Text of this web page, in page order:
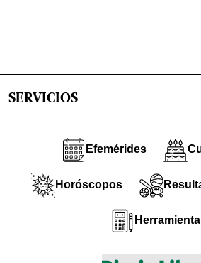
SERVICIOS
Efemérides
Horóscopos